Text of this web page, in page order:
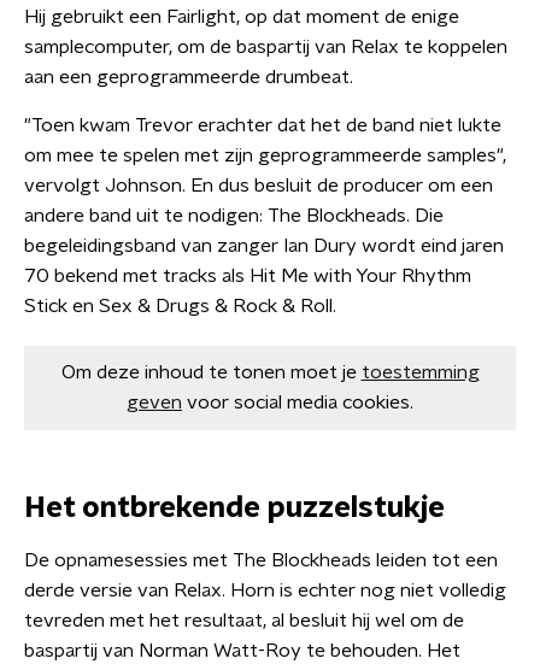
Hij gebruikt een Fairlight, op dat moment de enige
samplecomputer, om de baspartij van Relax te koppelen
aan een geprogrammeerde drumbeat.
"Toen kwam Trevor erachter dat het de band niet lukte
om mee te spelen met zijn geprogrammeerde samples",
vervolgt Johnson. En dus besluit de producer om een
andere band uit te nodigen: The Blockheads. Die
begeleidingsband van zanger Ian Dury wordt eind jaren
70 bekend met tracks als Hit Me with Your Rhythm
Stick en Sex & Drugs & Rock & Roll.
Om deze inhoud te tonen moet je toestemming
geven voor social media cookies.
Het ontbrekende puzzelstukje
De opnamesessies met The Blockheads leiden tot een
derde versie van Relax. Horn is echter nog niet volledig
tevreden met het resultaat, al besluit hij wel om de
baspartij van Norman Watt-Roy te behouden. Het